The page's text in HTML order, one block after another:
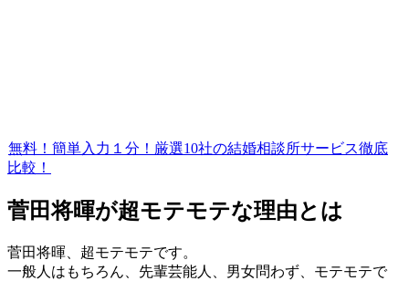
無料！簡単入力１分！厳選10社の結婚相談所サービス徹底
比較！
菅田将暉が超モテモテな理由とは
菅田将暉、超モテモテです。
一般人はもちろん、先輩芸能人、男女問わず、モテモテで